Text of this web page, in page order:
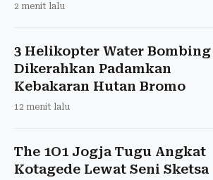
2 menit lalu
3 Helikopter Water Bombing
Dikerahkan Padamkan
Kebakaran Hutan Bromo
12 menit lalu
The 1O1 Jogja Tugu Angkat
Kotagede Lewat Seni Sketsa